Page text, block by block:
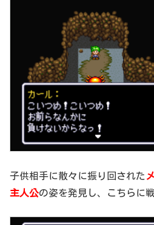
子供相手に散々に振り回された
主人公の姿を発見し、こちらに